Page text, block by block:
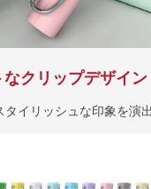
なクリップデザイン
イリッシュな印象を演出